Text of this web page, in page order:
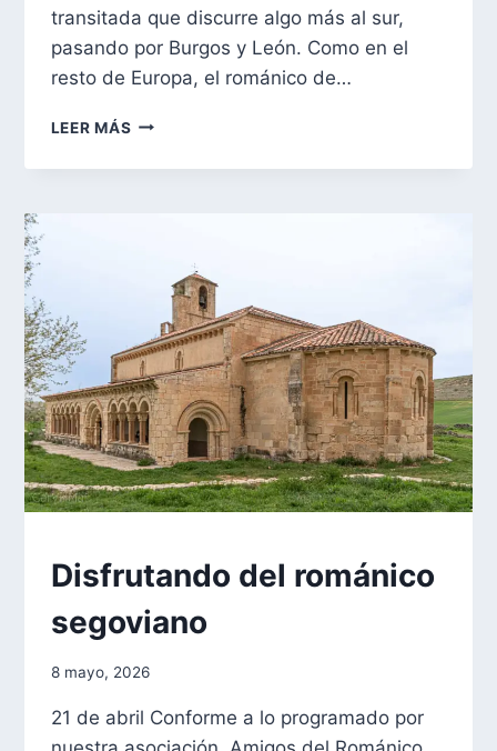
transitada que discurre algo más al sur,
pasando por Burgos y León. Como en el
resto de Europa, el románico de…
LEER MÁS EXCURSIÓN
CANTABRIA
EXCURSIONES
|Disfrutando del románico
segoviano
Por
8 mayo, 2026
21 de abril Conforme a lo programado por